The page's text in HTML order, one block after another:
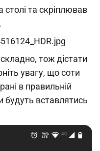
та скріплював
тож дістати
увагу, що соти
в правильній
будуть вставлятись